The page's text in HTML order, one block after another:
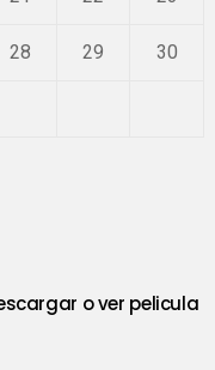
28 29 30
o ver pelicula